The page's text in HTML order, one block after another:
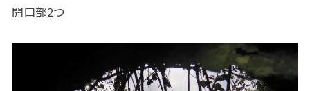
開口部2つ